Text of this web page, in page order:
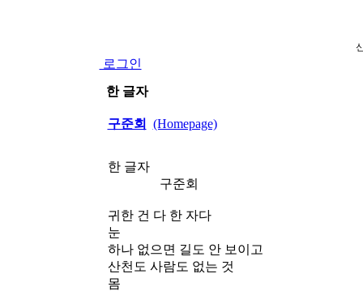
로그인
한 글자
구준회 (Homepage)
한 글자
구준회
귀한 건 다 한 자다
눈
하나 없으면 길도 안 보이고
산천도 사람도 없는 것
몸